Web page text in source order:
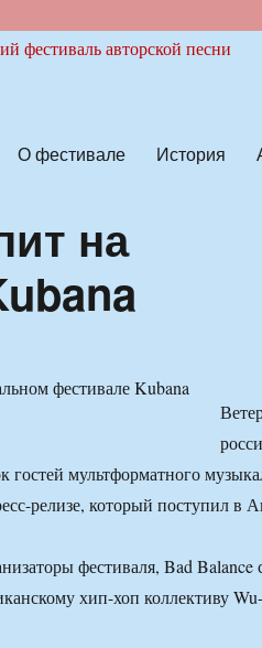
О фестивале История
на
гостей мультформатного
релизе, который поступил в
фестиваля, Bad Balance
хип-хоп коллективу